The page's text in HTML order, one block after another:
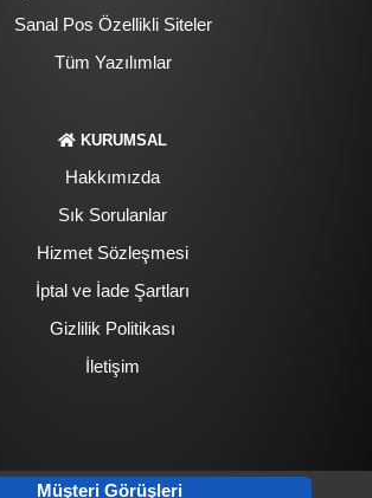
Sanal Pos Özellikli Siteler
Tüm Yazılımlar
KURUMSAL
Hakkımızda
Sık Sorulanlar
Hizmet Sözleşmesi
İptal ve İade Şartları
Gizlilik Politikası
İletişim
.
Müşteri Görüşleri